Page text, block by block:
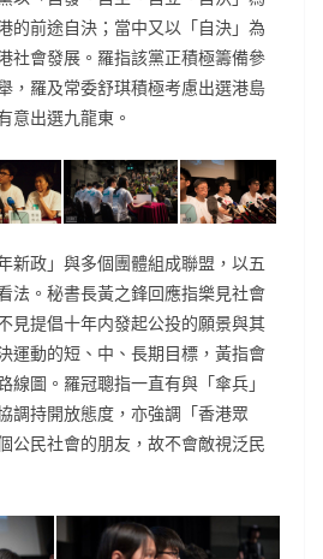
的前途自決；當中又以「自決」為
社會發展。羅指該黨正積極籌備參
，羅及常委舒琪積極考慮出選港島
意出選九龍東。
新政」與多個團體組成聯盟，以五
法。秘書長黃之鋒回應指樂見社會
見提倡十年内發起公投的願景與其
運動的短、中、長期目標，黃指會
線圖。羅冠聰指一直有與「傘兵」
調持開放態度，亦強調「香港眾
公民社會的朋友，故不會敵視泛民